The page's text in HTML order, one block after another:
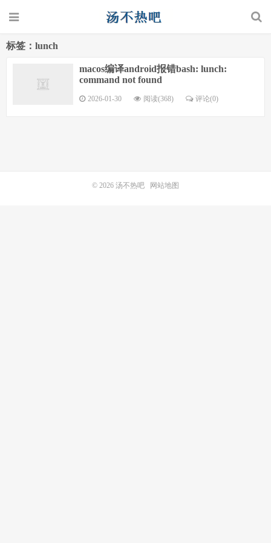
标签：lunch
macos编译android报错bash: lunch:
command not found
2026-01-30 阅读(368) 评论(0)
© 2026 汤不热吧 网站地图